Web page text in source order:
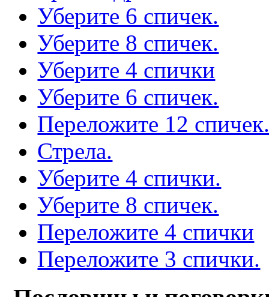
Уберите 6 спичек.
Уберите 8 спичек.
Уберите 4 спички
Уберите 6 спичек.
Переложите 12
Стрела.
Уберите 4 спички.
Уберите 8 спичек.
Переложите 4 спички
Переложите 3 спички.